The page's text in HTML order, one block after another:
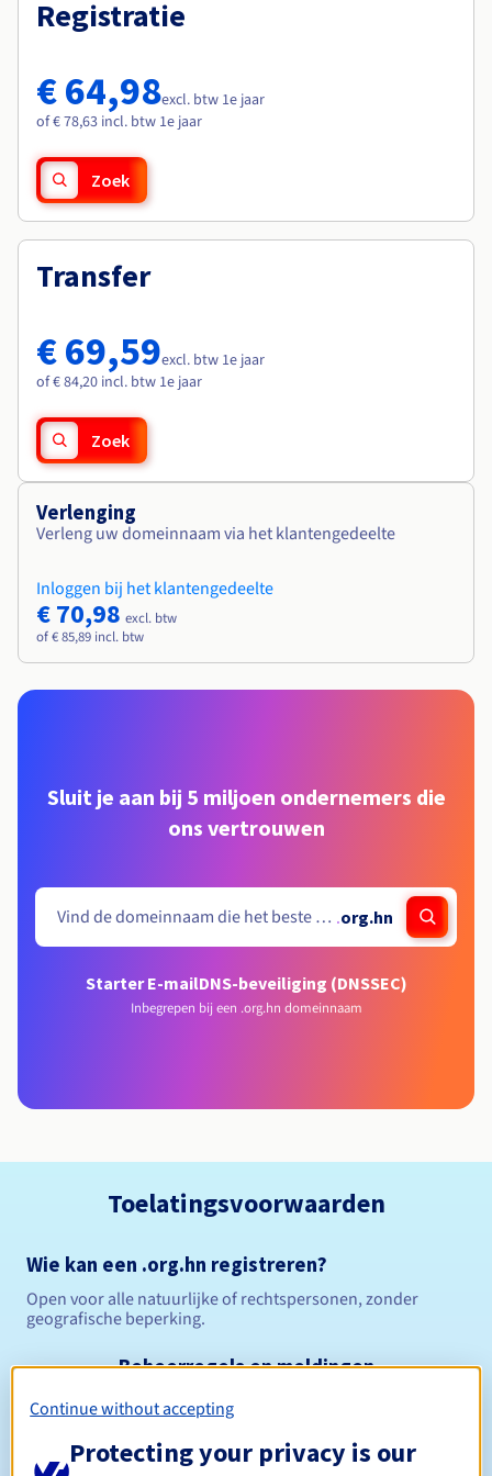
Tarieven
Roadmap & Changelog
Monitoring
Roadmap & Changelog
Roadmap & Changelog
Roadmap & Changelog
Roadmap & Changelog
Registratie
€ 64,98excl. btw 1e jaar
of € 78,63 incl. btw 1e jaar
Zoek
Transfer
€ 69,59excl. btw 1e jaar
of € 84,20 incl. btw 1e jaar
Zoek
Verlenging
Verleng uw domeinnaam via het klantengedeelte
Inloggen bij het klantengedeelte
€ 70,98 excl. btw
of € 85,89 incl. btw
Sluit je aan bij 5 miljoen ondernemers die
ons vertrouwen
.org.hn
Starter E-mailDNS-beveiliging (DNSSEC)
Inbegrepen bij een .org.hn domeinnaam
Toelatingsvoorwaarden
Wie kan een .org.hn registreren?
Open voor alle natuurlijke of rechtspersonen, zonder
geografische beperking.
Beheerregels en meldingen
Registratieperiode
Continue without accepting
Protecting your privacy is our